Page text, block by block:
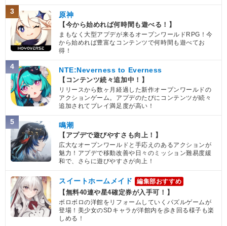
セル&jr
6.5 /10点
【一致するカテゴリー(7)】
人造人間
変身強化
人造人間/セル編
大会出場者
2.0 /10点
【発動リンク効果】 ※発動条件あり
・気力+1
【一致するリンクスキル(3
未来からの使者
分身
かめはめ波
【一致するカテゴリー(10)】
時空を超えし者
人工生命体
人造人間/セル編
かめはめ波
永遠の宿敵
高速戦闘
世界の混乱
3 原神
【今から始めれば何時間も遊べる！】
まもなく大型アプデが来るオープンワールドRPG！今
から始めれば豊富なコンテンツで何時間も遊べてお
得！
4 NTE:Neverness to Everness
【コンテンツ続々追加中！】
リリースから数ヶ月経過した新作オープンワールドの
アクションゲーム。アプデのたびにコンテンツが続々
追加されてプレイ満足度が高い！
5 鳴潮
【アプデで遊びやすさも向上！】
広大なオープンワールドと手応えのあるアクションが
魅力！アプデで移動改善や日々のミッション難易度緩
和で、さらに遊びやすさが向上！
スイートホームメイド 編集部おすすめ
【無料40連や星4確定券が入手可！】
ボロボロの洋館をリフォームしていくパズルゲームが
登場！美少女のSDキャラが洋館内を歩き回る様子も楽
しめる！